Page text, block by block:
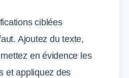
ciblées
Ajoutez du texte,
en évidence les
et appliquez des